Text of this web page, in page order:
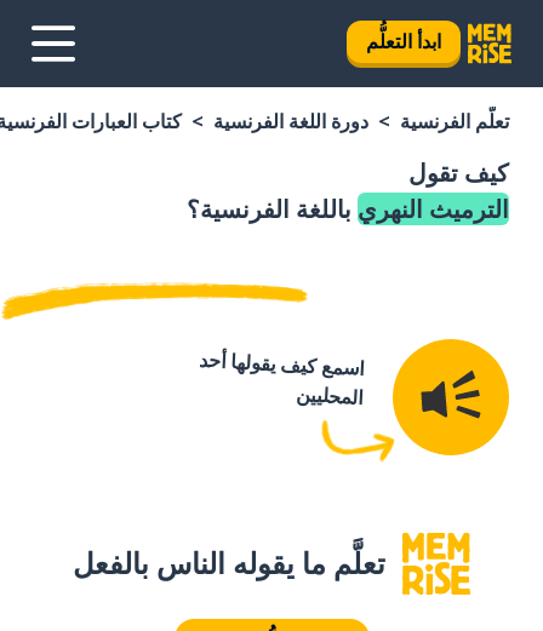
ابدأ التعلُّم
تعلَّم الفرنسية دورة اللغة الفرنسية كتاب العبارات
كيف تقول
الترميث النهري باللغة الفرنسية؟
اسمع كيف يقولها أحد
المحليين
تعلَّم ما يقوله الناس بالفعل